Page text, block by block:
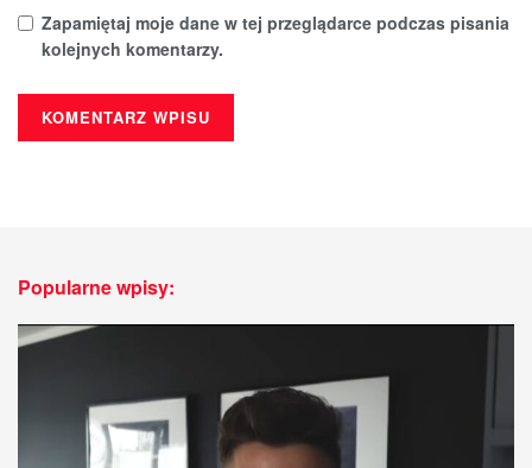
Zapamiętaj moje dane w tej przeglądarce podczas pisania
kolejnych komentarzy.
Popularne wpisy: